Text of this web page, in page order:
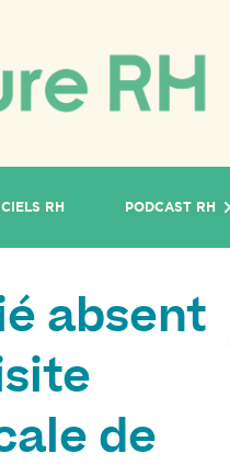
RH PODCAST RH
absent
de